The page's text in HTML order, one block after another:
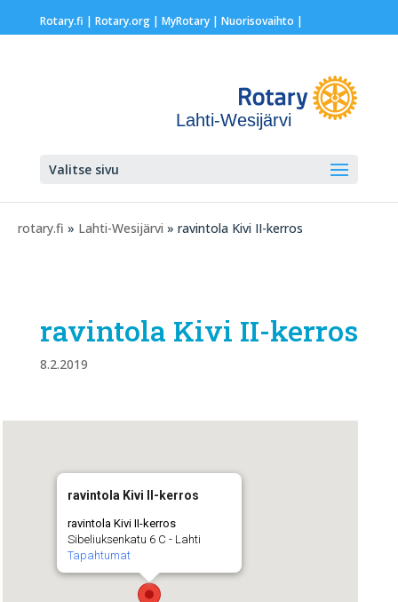
Rotary.fi | Rotary.org| MyRotary | Nuorisovaihto |
Lahti-Wesijärvi
Valitse sivu
rotary.fi » Lahti-Wesijärvi » ravintola Kivi II-kerros
ravintola Kivi II-kerros
8.2.2019
ravintola Kivi II-kerros
ravintola Kivi II-kerros
Sibeliuksenkatu 6 C - Lahti
Tapahtumat